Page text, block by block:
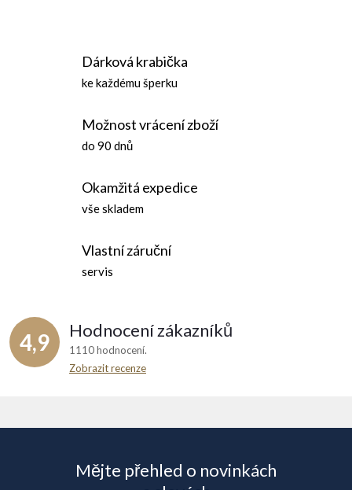
Dárková krabička
ke každému šperku
Možnost vrácení zboží
do 90 dnů
Okamžitá expedice
vše skladem
Vlastní záruční
servis
4,9 Hodnocení zákazníků
1110 hodnocení
Zobrazit recenze
Mějte přehled o novinkách